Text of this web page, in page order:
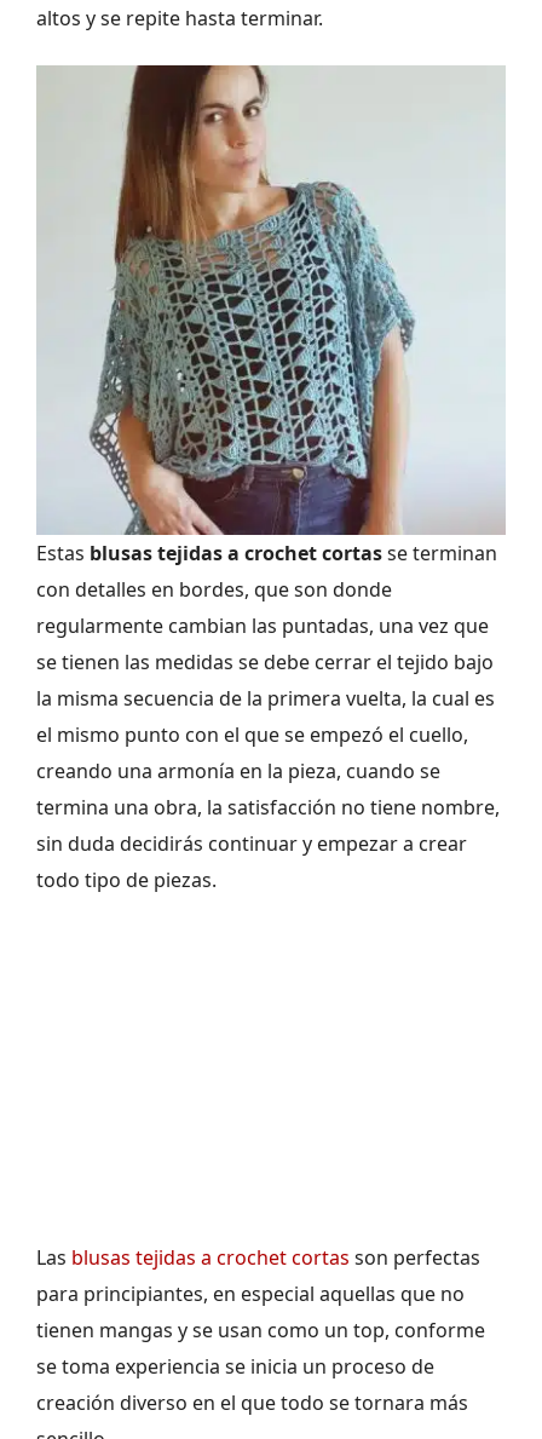
altos y se repite hasta terminar.
Estas blusas tejidas a crochet cortasse terminan
con detalles en bordes, que son donde
regularmente cambian las puntadas, una vez que
se tienen las medidas se debe cerrar el tejido bajo
la misma secuencia de la primera vuelta, la cual es
el mismo punto con el que se empezó el cuello,
creando una armonía en la pieza, cuando se
termina una obra, la satisfacción no tiene nombre,
sin duda decidirás continuar y empezar a crear
todo tipo de piezas.
Las blusas tejidas a crochet cortas son perfectas
para principiantes, en especial aquellas que no
tienen mangas y se usan como un top, conforme
se toma experiencia se inicia un proceso de
creación diverso en el que todo se tornara más